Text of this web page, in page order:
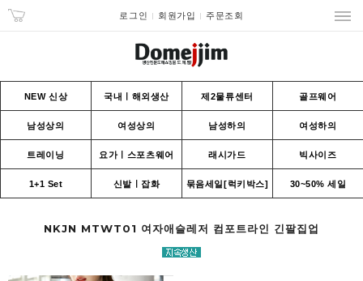
로그인 회원가입 주문조회
NEW 신상 국내ㅣ해외생산 제2물류센터 골프웨어
남성상의 여성상의 남성하의 여성하의
트레이닝 요가ㅣ스포츠웨어 래시가드 빅사이즈
1+1 Set 신발ㅣ잡화 묶음세일[럭키박스] 30~50% 세일
NKJN MTWT01 여자애슬레저 컴포트라인 긴팔집업